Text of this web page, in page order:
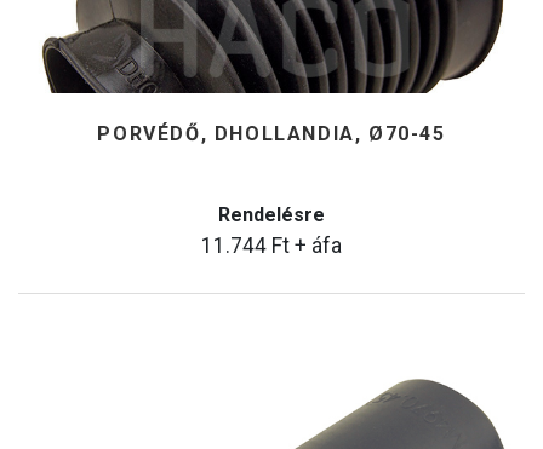
PORVÉDŐ, DHOLLANDIA, Ø70-45
Rendelésre
11.744 Ft + áfa